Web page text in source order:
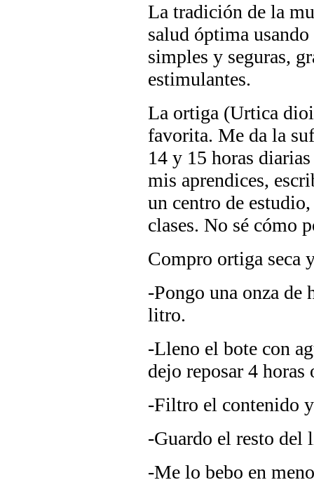
La tradición de la
salud óptima
simples y seguras,
estimulantes.
La ortiga (Urtica
favorita. Me da la
14 y 15 horas
mis aprendices,
un centro de
clases. No sé cómo
Compro ortiga seca
-Pongo una onza de
litro.
-Lleno el bote con
dejo reposar 4 horas
-Filtro el contenido
-Guardo el resto del
-Me lo bebo en